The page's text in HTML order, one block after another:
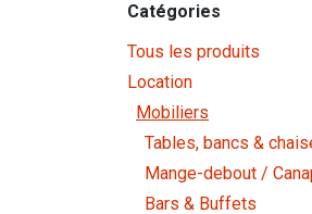
Catégories
Tous les produits
Location
Mobiliers
Tables, bancs &
Mange-debout /
Bars & Buffets